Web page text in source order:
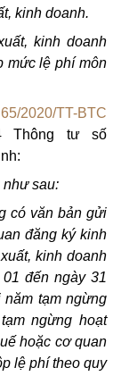
kinh doanh.
kinh doanh
mức lệ phí môn
65/2020/TT-BTC
Thông tư số
như sau:
có văn bản gửi
đăng ký kinh
kinh doanh
đến ngày 31
tạm ngừng
ngừng hoạt
hoặc cơ quan
lệ phí theo quy